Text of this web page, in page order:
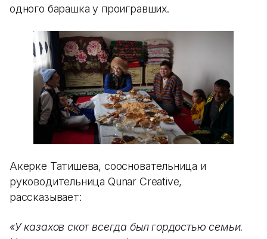
одного барашка у проигравших.
Акерке Татишева, соосновательница и
руководительница Qunar Creative,
рассказывает:
«У казахов скот всегда был гордостью семьи.